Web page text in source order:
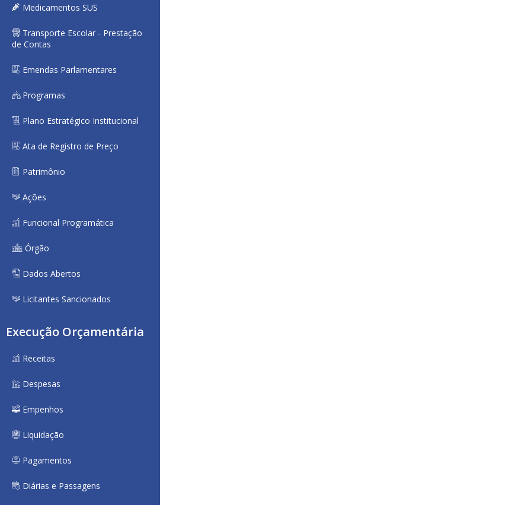
Medicamentos SUS
Transporte Escolar - Prestação
de Contas
Emendas Parlamentares
Programas
Plano Estratégico Institucional
Ata de Registro de Preço
Patrimônio
Ações
Funcional Programática
Órgão
Dados Abertos
Licitantes Sancionados
Execução Orçamentária
Receitas
Despesas
Empenhos
Liquidação
Pagamentos
Diárias e Passagens